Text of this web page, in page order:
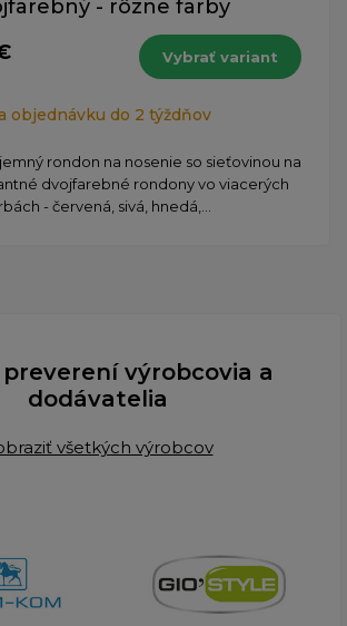
- rôzne farby
Vybrať variant
objednávku do 2 týždňov
rondon na nosenie so sieťovinou na
dvojfarebné rondony vo viacerých
- červená, sivá, hnedá,...
preverení výrobcovia a
dodávatelia
všetkých výrobcov